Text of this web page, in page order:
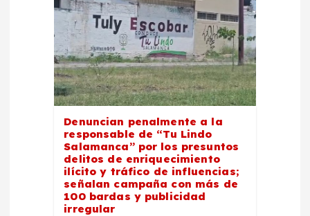
Denuncian penalmente a la
responsable de “Tu Lindo
Salamanca” por los presuntos
delitos de enriquecimiento
ilícito y tráfico de influencias;
señalan campaña con más de
100 bardas y publicidad
irregular